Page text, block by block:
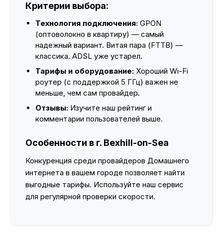
Критерии выбора:
Технология подключения: GPON
(оптоволокно в квартиру) — самый
надежный вариант. Витая пара (FTTB) —
классика. ADSL уже устарел.
Тарифы и оборудование: Хороший Wi-Fi
роутер (с поддержкой 5 ГГц) важен не
меньше, чем сам провайдер.
Отзывы: Изучите наш рейтинг и
комментарии пользователей выше.
Особенности в г. Bexhill-on-Sea
Конкуренция среди провайдеров Домашнего
интернета в вашем городе позволяет найти
выгодные тарифы. Используйте наш сервис
для регулярной проверки скорости.